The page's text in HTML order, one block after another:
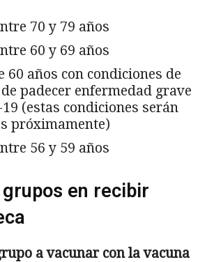
70 y 79 años
60 y 69 años
60 años con condiciones de
padecer enfermedad grave
(estas condiciones serán
próximamente)
56 y 59 años
en recibir
a vacunar con la vacuna